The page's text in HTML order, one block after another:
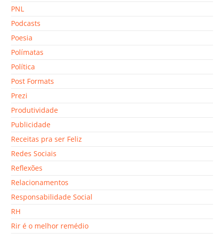
PNL
Podcasts
Poesia
Polímatas
Política
Post Formats
Prezi
Produtividade
Publicidade
Receitas pra ser Feliz
Redes Sociais
Reflexões
Relacionamentos
Responsabilidade Social
RH
Rir é o melhor remédio